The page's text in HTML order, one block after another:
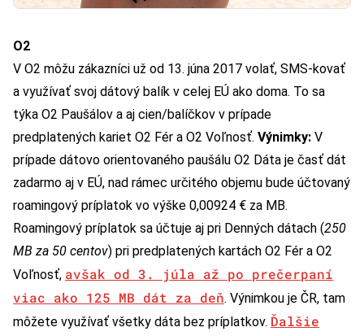
O2
V O2 môžu zákazníci už od 13. júna 2017 volať, SMS-kovať
a využívať svoj dátový balík v celej EÚ ako doma. To sa
týka O2 Paušálov a aj cien/balíčkov v prípade
predplatených kariet O2 Fér a O2 Voľnosť. Výnimky: V
prípade dátovo orientovaného paušálu O2 Dáta je časť dát
zadarmo aj v EÚ, nad rámec určitého objemu bude účtovaný
roamingový príplatok vo výške 0,00924 € za MB.
Roamingový príplatok sa účtuje aj pri Denných dátach (250
MB za 50 centov) pri predplatených kartách O2 Fér a O2
Voľnosť, avšak od 3. júla až po prečerpaní
viac ako 125 MB dát za deň. Výnimkou je ČR, tam
môžete využívať všetky dáta bez príplatkov. Ďalšie